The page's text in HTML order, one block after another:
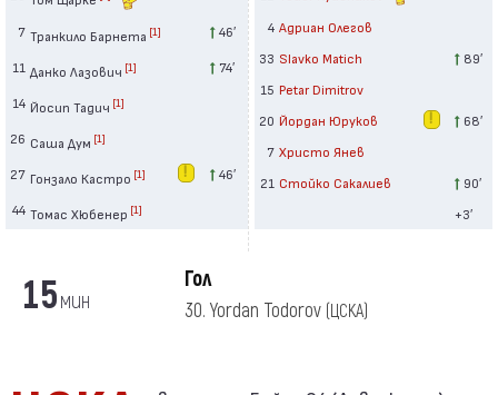
7 Транкило Барнета [1] 46′
11 Данко Лазович [1] 74′
14 Йосип Тадич [1]
26 Саша Дум [1]
27 Гонзало Кастро [1] 46′
44 Томас Хюбенер [1]
4 Адриан Олегов
33 Slavko Matich
89′
15 Petar Dimitrov
20 Йордан Юруков
68′
7 Христо Янев
21 Стойко Сакалиев
90′
+3′
15мин
Гол
30. Yordan Todorov (ЦСКА)